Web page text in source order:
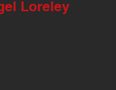
Loreley